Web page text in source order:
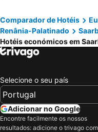
Coffee Fellows Hotel Trier
Schroeders
Berghotel Kockelsberg
Park Hotel
Scheid´s Hotel –
Hotel de l'Ecluse Superior
Hotel Sonnenhof
Comparador de Hotéis
Renânia-Palatinado
Hotéis económicos em
Selecione o seu país
Adicionar no Google
Encontre facilmente os nossos
resultados: adicione o trivago